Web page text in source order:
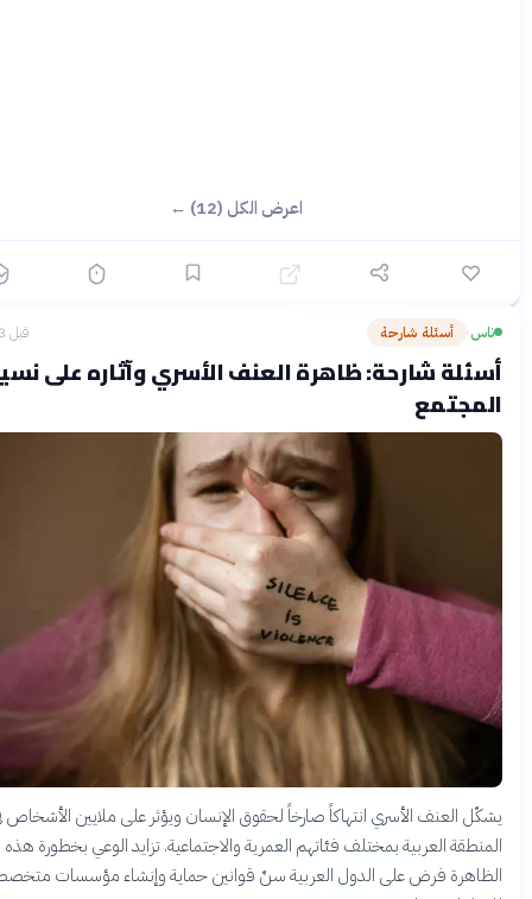
اعرض الكل (12) ←
أسئلة شارحة
شارحة: ظاهرة العنف الأسري وآثاره على نسيج
العنف الأسري انتهاكاً صارخاً لحقوق الإنسان ويؤثر على ملايين الأشخاص في
العربية بمختلف فئاتهم العمرية والاجتماعية. تزايد الوعي بخطورة هذه
فرض على الدول العربية سنّ قوانين حماية وإنشاء مؤسسات متخصصة